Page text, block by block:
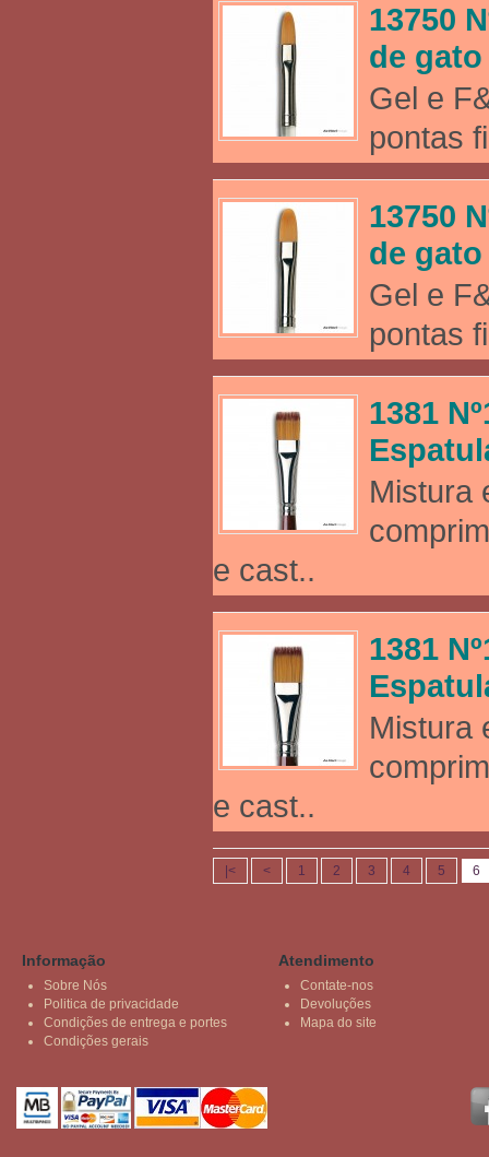
13750
de gato
Gel e
pontas
13750
de gato
Gel e
pontas
1381
Mistura
e cast..
1381
Mistura
e cast..
|< < 1 2 3 4 5 6
Informação
Sobre Nós
Politica de privacidade
Condições de entrega e portes
Condições gerais
Atendimento
Contate-nos
Devoluções
Mapa do site